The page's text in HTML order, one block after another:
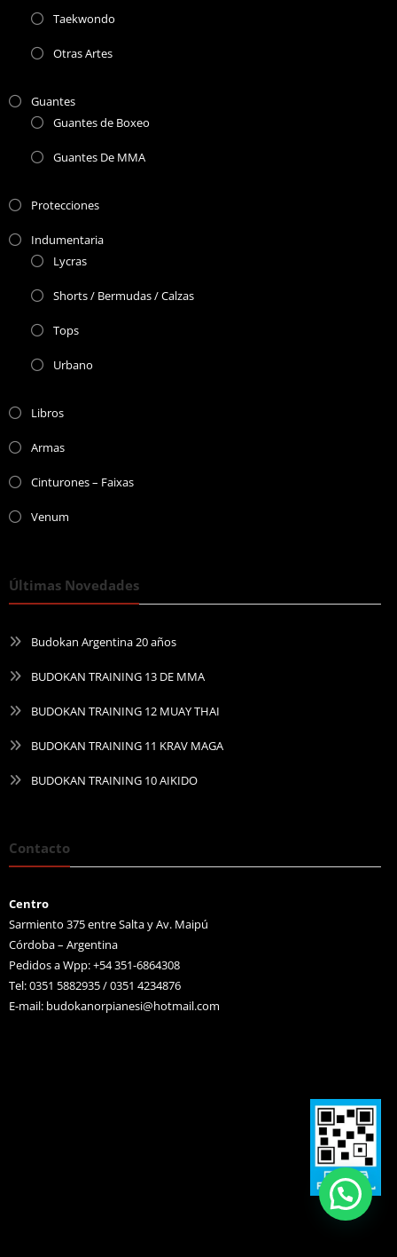
Taekwondo
Otras Artes
Guantes
Guantes de Boxeo
Guantes De MMA
Protecciones
Indumentaria
Lycras
Shorts / Bermudas / Calzas
Tops
Urbano
Libros
Armas
Cinturones – Faixas
Venum
Últimas Novedades
Budokan Argentina 20 años
BUDOKAN TRAINING 13 DE MMA
BUDOKAN TRAINING 12 MUAY THAI
BUDOKAN TRAINING 11 KRAV MAGA
BUDOKAN TRAINING 10 AIKIDO
Contacto
Centro
Sarmiento 375 entre Salta y Av. Maipú
Córdoba – Argentina
Pedidos a Wpp: +54 351-6864308
Tel: 0351 5882935 / 0351 4234876
E-mail: budokanorpianesi@hotmail.com